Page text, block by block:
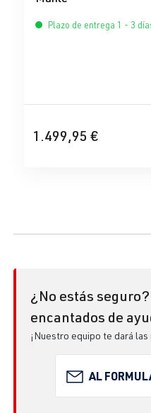
Plazo de entrega 1 - 3
1.499,95 €
¿No estás
encantados de
¡Nuestro equipo te dará
AL